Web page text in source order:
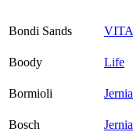
Bondi Sands
VITA
Boody
Life
Bormioli
Jernia
Bosch
Jernia